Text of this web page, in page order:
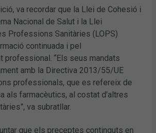
va recordar que la Llei de Cohesió i
Nacional de Salut i la Llei
Professions Sanitàries (LOPS)
continuada i pel
professional. “Els seus mandats
amb la Directiva 2013/55/UE
professionals, que es refereix de
als farmacèutics, al costat d’altres
va subratllar.
que els preceptes continguts en